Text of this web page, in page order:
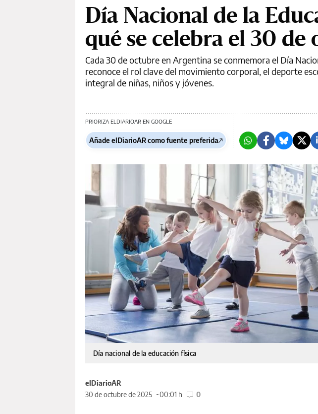
Día Nacional de la
qué se celebra el 30 de
Cada 30 de octubre en Argentina se conmemora el Día
reconoce el rol clave del movimiento corporal, el deporte
integral de niñas, niños y jóvenes.
PRIORIZA ELDIARIOAR EN GOOGLE
Añade elDiarioAR como fuente preferida
Día nacional de la educación física
elDiarioAR
30 de octubre de 2025
00:01 h 0